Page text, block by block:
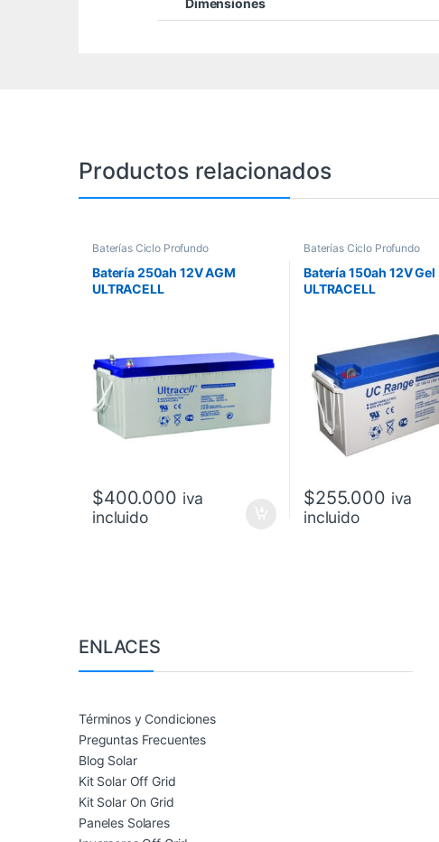
Productos relacionados
Baterías Ciclo Profundo
Batería 250ah 12V AGM
ULTRACELL
$400.000 iva
incluido
Baterías Ciclo Profundo
Batería 150ah 12V Gel
ULTRACELL
$255.000 iva
incluido
Brands Carousel
ENLACES
Términos y Condiciones
Preguntas Frecuentes
Blog Solar
Kit Solar Off Grid
Kit Solar On Grid
Paneles Solares